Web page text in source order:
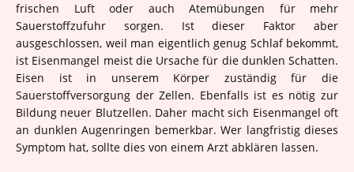
frischen Luft oder auch Atemübungen für mehr
Sauerstoffzufuhr sorgen. Ist dieser Faktor aber
ausgeschlossen, weil man eigentlich genug Schlaf bekommt,
ist Eisenmangel meist die Ursache für die dunklen Schatten.
Eisen ist in unserem Körper zuständig für die
Sauerstoffversorgung der Zellen. Ebenfalls ist es nötig zur
Bildung neuer Blutzellen. Daher macht sich Eisenmangel oft
an dunklen Augenringen bemerkbar. Wer langfristig dieses
Symptom hat, sollte dies von einem Arzt abklären lassen.